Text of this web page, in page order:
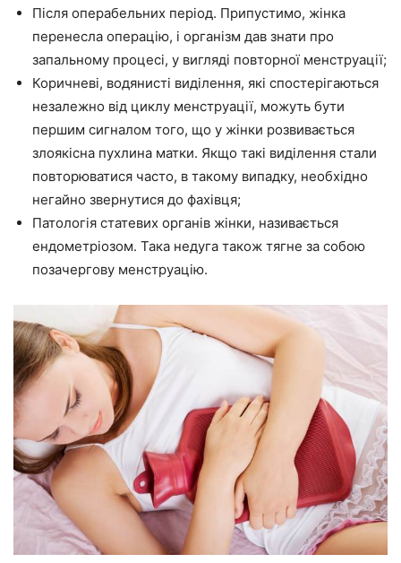
Після операбельних період. Припустимо, жінка
перенесла операцію, і організм дав знати про
запальному процесі, у вигляді повторної менструації;
Коричневі, водянисті виділення, які спостерігаються
незалежно від циклу менструації, можуть бути
першим сигналом того, що у жінки розвивається
злоякісна пухлина матки. Якщо такі виділення стали
повторюватися часто, в такому випадку, необхідно
негайно звернутися до фахівця;
Патологія статевих органів жінки, називається
ендометріозом. Така недуга також тягне за собою
позачергову менструацію.